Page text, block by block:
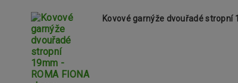
Kovové garnýže dvouřadé stropní